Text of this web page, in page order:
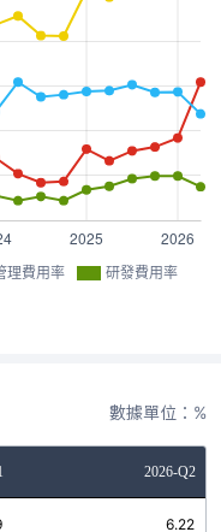
理費用率 研發費用率
數據單位：%
2026-Q2
6.22